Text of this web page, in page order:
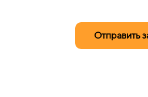
Отправить